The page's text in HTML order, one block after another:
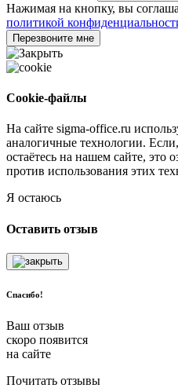
Нажимая на кнопку, вы
политикой
Перезвоните мне
Cookie-файлы
На сайте sigma-office.ru
аналогичные технологии.
остаётесь на нашем сайте, это
против использования этих
Я остаюсь
Оставить отзыв
Спасибо!
Ваш отзыв
скоро появится
на сайте
Почитать отзывы